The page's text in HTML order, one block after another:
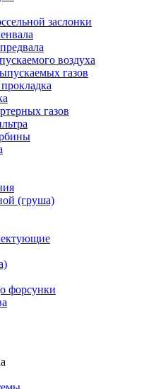
заслонки
воздуха
газов
газов
(груша)
форсунки